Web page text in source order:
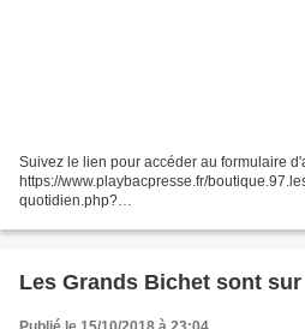
Suivez le lien pour accéder au formulaire
https://www.playbacpresse.fr/
quotidien.php?
Les Grands Bichet sont